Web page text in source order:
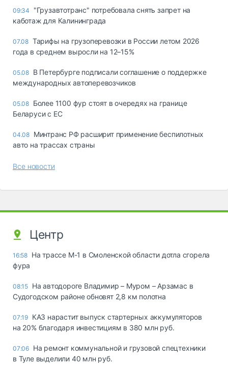
09:34
"Грузавтотранс" потребовала снять запрет на
каботаж для Калининграда
07.08 Тарифы на грузоперевозки в России летом 2026
года в среднем выросли на 12–15%
05.08 В Петербурге подписали соглашение о поддержке
международных автоперевозчиков
05.08 Более 1100 фур стоят в очередях на границе
Беларуси с ЕС
04.08 Минтранс РФ расширит применение беспилотных
авто на трассах страны
Все новости
Центр
16:58 На трассе М-1 в Смоленской области дотла сгорела
фура
08:15 На автодороге Владимир – Муром – Арзамас в
Судогодском районе обновят 2,8 км полотна
07:19 КАЗ нарастит выпуск стартерных аккумуляторов
на 20% благодаря инвестициям в 380 млн руб.
07:06 На ремонт коммунальной и грузовой спецтехники
в Туле выделили 40 млн руб.